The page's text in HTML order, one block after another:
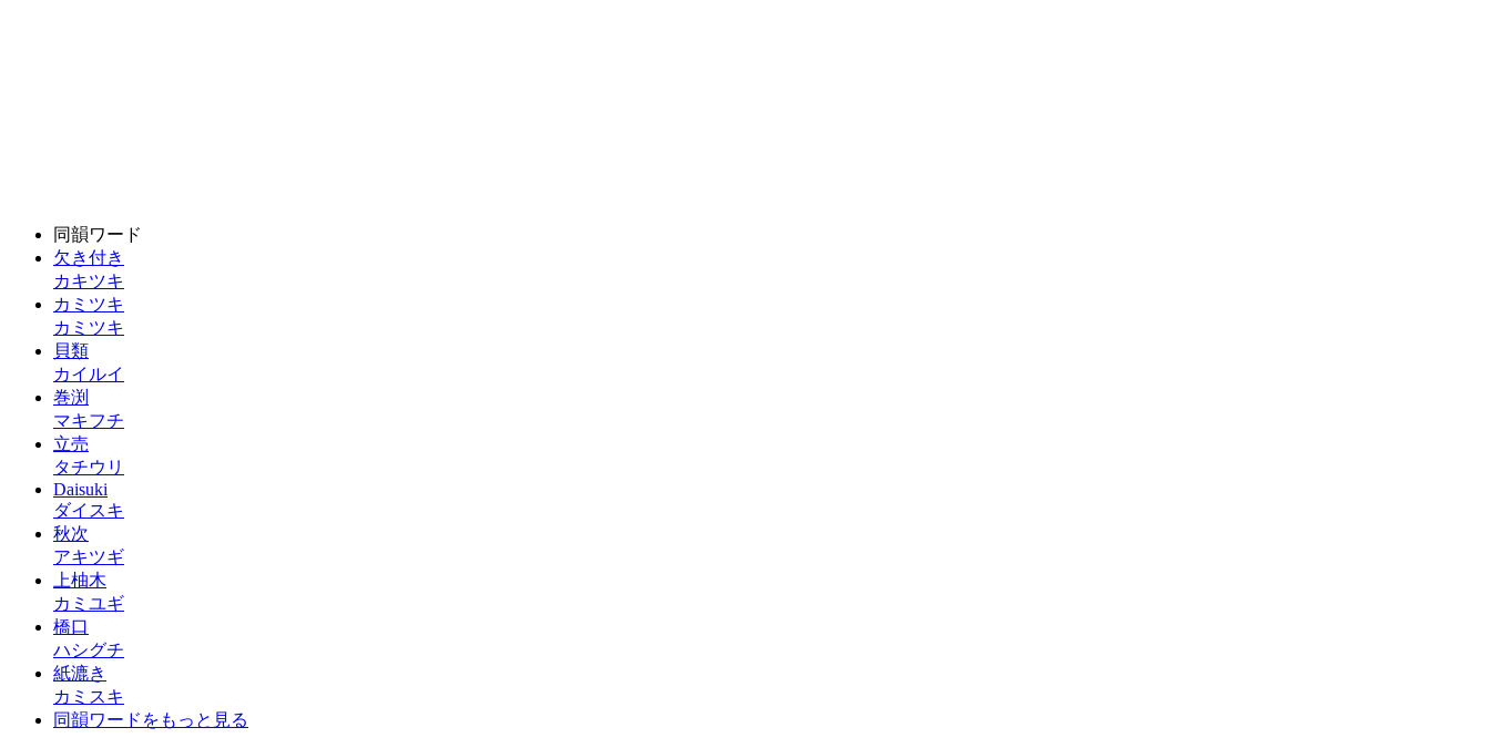
同韻ワード
欠き付き
カキツキ
カミツキ
カミツキ
貝類
カイルイ
巻渕
マキフチ
立売
タチウリ
Daisuki
ダイスキ
秋次
アキツギ
上柚木
カミユギ
橋口
ハシグチ
紙漉き
カミスキ
同韻ワードをもっと見る